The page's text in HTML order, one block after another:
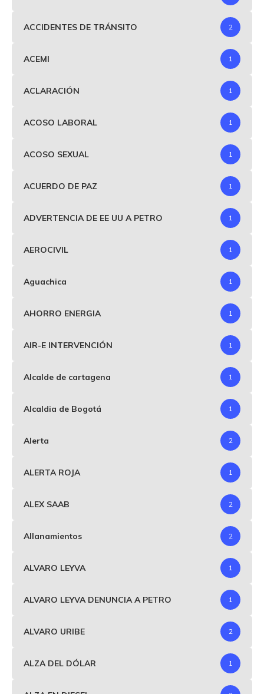
ACCIDENTES DE TRÁNSITO 2
ACEMI 1
ACLARACIÓN 1
ACOSO LABORAL 1
ACOSO SEXUAL 1
ACUERDO DE PAZ 1
ADVERTENCIA DE EE UU A PETRO 1
AEROCIVIL 1
Aguachica 1
AHORRO ENERGIA 1
AIR-E INTERVENCIÓN 1
Alcalde de cartagena 1
Alcaldia de Bogotá 1
Alerta 2
ALERTA ROJA 1
ALEX SAAB 2
Allanamientos 2
ALVARO LEYVA 1
ALVARO LEYVA DENUNCIA A PETRO 1
ALVARO URIBE 2
ALZA DEL DÓLAR 1